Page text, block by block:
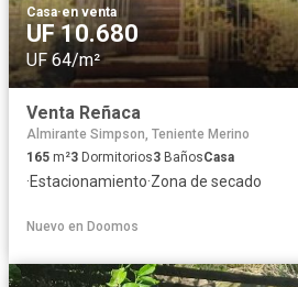
Casa·en venta
UF 10.680
UF 64/m²
Venta Reñaca
Almirante Simpson, Teniente Merino
165 m²3 Dormitorios3 BañosCasa
·Estacionamiento·Zona de secado
Nuevo en Doomos